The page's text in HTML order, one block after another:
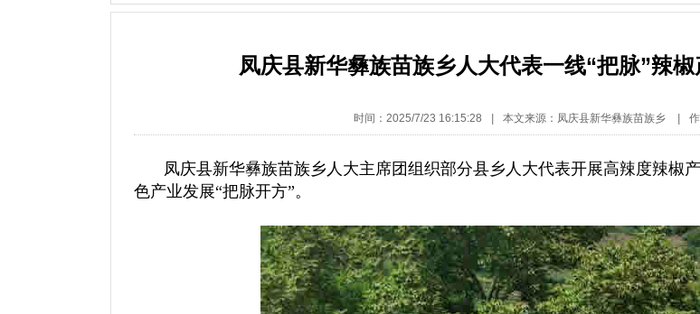
凤庆县新华彝族苗族乡人大代表一线“把脉”辣
时间：2025/7/23 16:15:28 本文来源：凤庆县新华彝族苗族乡
凤庆县新华彝族苗族乡人大主席团组织部分县乡人大代表开展高辣度辣椒
色产业发展“把脉开方”。